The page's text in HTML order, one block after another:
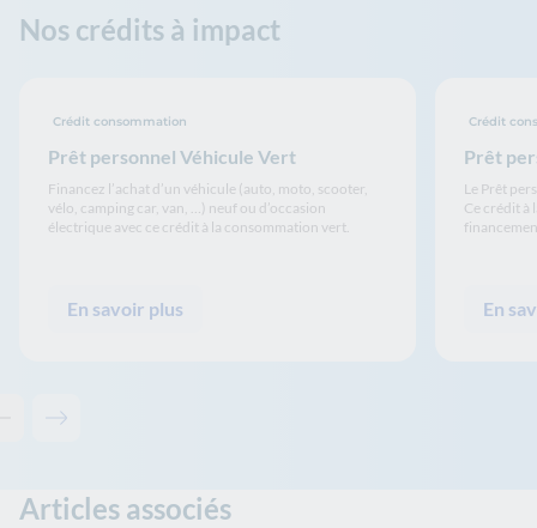
Nos crédits à impact
Prêt personnel Véhicule Vert
Crédit consommation
Financez l’achat d’un véhicule (auto, moto, scooter,
vélo, camping car, van, …) neuf ou d’occasion
électrique avec ce crédit à la consommation vert.
En savoir plus
Prêt
Crédit
Le Prêt
Ce crédit à
En
Contenu précédent - Nos crédits à impact
Contenu suivant - Nos crédits à impact
Articles associés